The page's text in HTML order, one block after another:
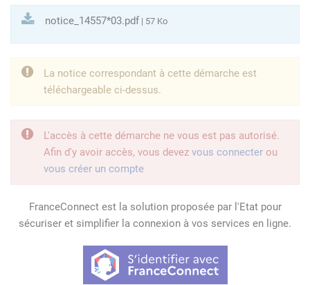
notice_14557*03.pdf | 57 Ko
La notice correspondant à cette démarche est
téléchargeable ci-dessus.
L'accès à cette démarche ne vous est pas autorisé.
Afin d'y avoir accès, vous devez vous connecter ou
vous créer un compte
FranceConnect est la solution proposée par l'Etat pour
sécuriser et simplifier la connexion à vos services en ligne.